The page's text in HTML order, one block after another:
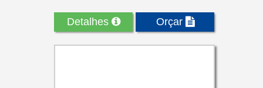
Detalhes Orçar